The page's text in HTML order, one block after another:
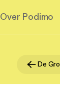
Over Podimo
De